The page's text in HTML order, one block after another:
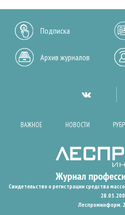
Подписка
Архив журналов
ВАЖНОЕ НОВОСТИ
Свидетельство о регистрации средства
Леспроминформ.